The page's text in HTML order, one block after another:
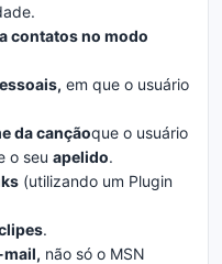
contatos no modo
em que o usuário
da cançãoque o usuário
o seu apelido.
(utilizando um Plugin
.
não só o MSN